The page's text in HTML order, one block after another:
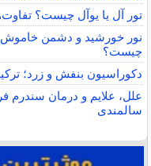
تور آل یا یوآل چیست؟
نور خورشید و دشمن
چیست؟
دکوراسیون بنفش و زرد؛
علل، علایم و درمان سندرم
سالمندی